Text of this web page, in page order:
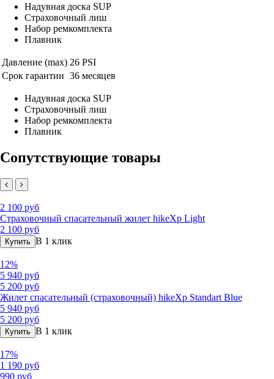
Надувная доска SUP
Страховочный лиш
Набор ремкомплекта
Плавник
Давление (max) 26 PSI
Срок гарантии 36 месяцев
Надувная доска SUP
Страховочный лиш
Набор ремкомплекта
Плавник
Сопутствующие товары
2 100 руб
Страховочный спасательный жилет hikeXp Light
2 100 руб
Купить В 1 клик
12%
5 940 руб
5 200 руб
Жилет спасательный (страховочный) hikeXp Standart Blue
5 940 руб
5 200 руб
Купить В 1 клик
17%
1 190 руб
990 руб